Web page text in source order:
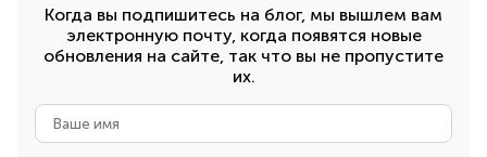
Когда вы подпишитесь на блог, мы вышлем вам
электронную почту, когда появятся новые
обновления на сайте, так что вы не пропустите
их.